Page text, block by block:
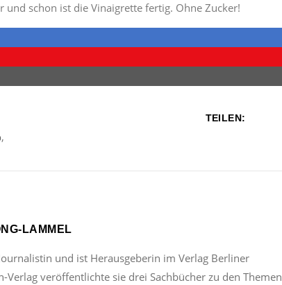
und schon ist die Vinaigrette fertig. Ohne Zucker!
,
TEILEN:
LAMMEL
und ist Herausgeberin im Verlag Berliner
Verlag veröffentlichte sie drei Sachbücher zu den Themen